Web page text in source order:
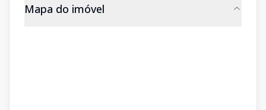
Mapa do imóvel